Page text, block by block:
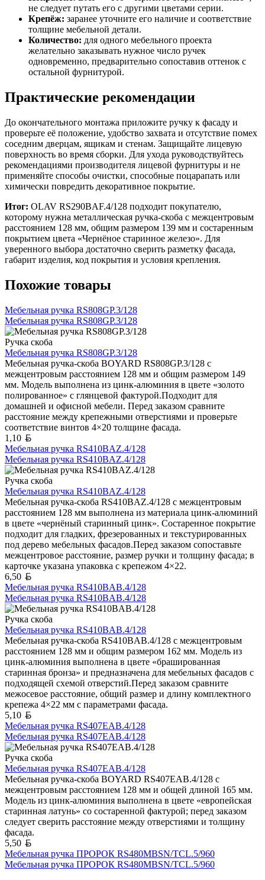
не следует путать его с другими цветами серии.
Крепёж: заранее уточните его наличие и соответствие
толщине мебельной детали.
Количество: для одного мебельного проекта
желательно заказывать нужное число ручек
одновременно, предварительно сопоставив оттенок с
остальной фурнитурой.
Практические рекомендации
До окончательного монтажа приложите ручку к фасаду и
проверьте её положение, удобство захвата и отсутствие помех
соседним дверцам, ящикам и стенам. Защищайте лицевую
поверхность во время сборки. Для ухода руководствуйтесь
рекомендациями производителя лицевой фурнитуры и не
применяйте способы очистки, способные поцарапать или
химически повредить декоративное покрытие.
Итог: OLAV RS290BAF.4/128 подходит покупателю,
которому нужна металлическая ручка-скоба с межцентровым
расстоянием 128 мм, общим размером 139 мм и состаренным
покрытием цвета «Чернёное старинное железо». Для
уверенного выбора достаточно сверить разметку фасада,
габарит изделия, код покрытия и условия крепления.
Похожие товары
Мебельная ручка RS808GP.3/128
Мебельная ручка RS808GP.3/128
Ручка скоба
Мебельная ручка RS808GP.3/128
Мебельная ручка-скоба BOYARD RS808GP.3/128 с
межцентровым расстоянием 128 мм и общим размером 149
мм. Модель выполнена из цинк-алюминия в цвете «золото
полированное» с глянцевой фактурой.Подходит для
домашней и офисной мебели. Перед заказом сравните
расстояние между крепежными отверстиями и проверьте
соответствие винтов 4×20 толщине фасада.
1,10
Мебельная ручка RS410BAZ.4/128
Мебельная ручка RS410BAZ.4/128
Ручка скоба
Мебельная ручка RS410BAZ.4/128
Мебельная ручка-скоба RS410BAZ.4/128 с межцентровым
расстоянием 128 мм выполнена из материала цинк-алюминий
в цвете «чернёный старинный цинк». Состаренное покрытие
подходит для гладких, фрезерованных и текстурированных
под дерево мебельных фасадов.Перед заказом сопоставьте
межцентровое расстояние, размер ручки и толщину фасада; в
карточке указана упаковка с крепежом 4×22.
6,50
Мебельная ручка RS410BAB.4/128
Мебельная ручка RS410BAB.4/128
Ручка скоба
Мебельная ручка RS410BAB.4/128
Мебельная ручка-скоба RS410BAB.4/128 с межцентровым
расстоянием 128 мм и общим размером 162 мм. Модель из
цинк-алюминия выполнена в цвете «брашированная
старинная бронза» и предназначена для мебельных фасадов с
подходящей схемой отверстий.Перед заказом сравните
межосевое расстояние, общий размер и длину комплектного
крепежа 4×22 мм с параметрами фасада.
5,10
Мебельная ручка RS407EAB.4/128
Мебельная ручка RS407EAB.4/128
Ручка скоба
Мебельная ручка RS407EAB.4/128
Мебельная ручка-скоба BOYARD RS407EAB.4/128 с
межцентровым расстоянием 128 мм и общей длиной 165 мм.
Модель из цинк-алюминия выполнена в цвете «европейская
старинная латунь» со состаренной фактурой; перед заказом
следует сверить расстояние между отверстиями и толщину
фасада.
5,50
Мебельная ручка ПРОРОК RS480MBSN/TCL.5/960
Мебельная ручка ПРОРОК RS480MBSN/TCL.5/960